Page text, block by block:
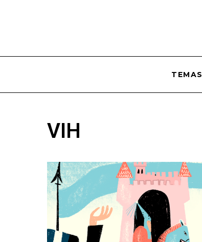
TEMAS
VIH